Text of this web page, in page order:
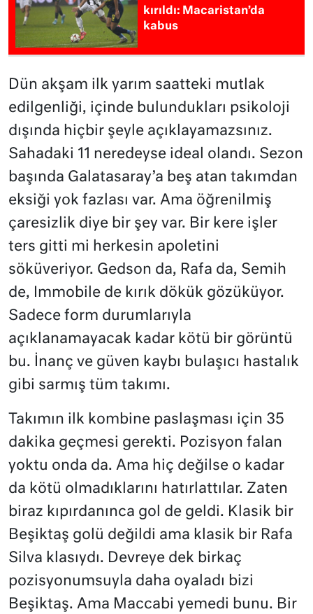
kırıldı: Macaristan’da
kabus
Dün akşam ilk yarım saatteki mutlak
edilgenliği, içinde bulundukları psikoloji
dışında hiçbir şeyle açıklayamazsınız.
Sahadaki 11 neredeyse ideal olandı. Sezon
başında Galatasaray’a beş atan takımdan
eksiği yok fazlası var. Ama öğrenilmiş
çaresizlik diye bir şey var. Bir kere işler
ters gitti mi herkesin apoletini
söküveriyor. Gedson da, Rafa da, Semih
de, Immobile de kırık dökük gözüküyor.
Sadece form durumlarıyla
açıklanamayacak kadar kötü bir görüntü
bu. İnanç ve güven kaybı bulaşıcı hastalık
gibi sarmış tüm takımı.
Takımın ilk kombine paslaşması için 35
dakika geçmesi gerekti. Pozisyon falan
yoktu onda da. Ama hiç değilse o kadar
da kötü olmadıklarını hatırlattılar. Zaten
biraz kıpırdanınca gol de geldi. Klasik bir
Beşiktaş golü değildi ama klasik bir Rafa
Silva klasıydı. Devreye dek birkaç
pozisyonumsuyla daha oyaladı bizi
Beşiktaş. Ama Maccabi yemedi bunu. Bir